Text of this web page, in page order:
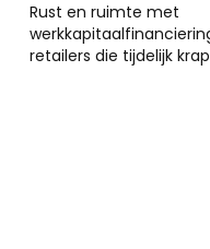
Rust en ruimte met
retailers die tijdelijk